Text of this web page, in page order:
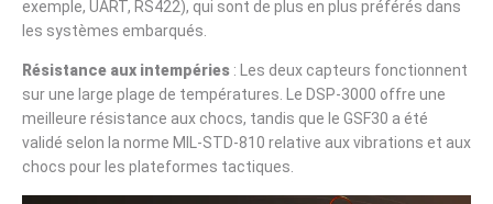
exemple, UART, RS422), qui sont de plus en plus préférés dans
les systèmes embarqués.
Résistance aux intempéries : Les deux capteurs fonctionnent
sur une large plage de températures. Le DSP-3000 offre une
meilleure résistance aux chocs, tandis que le GSF30 a été
validé selon la norme MIL-STD-810 relative aux vibrations et aux
chocs pour les plateformes tactiques.